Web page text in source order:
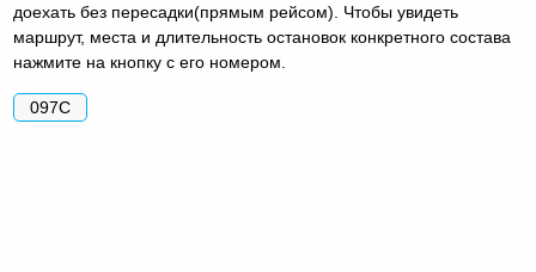
доехать без пересадки(прямым рейсом). Чтобы увидеть
маршрут, места и длительность остановок конкретного состава
нажмите на кнопку с его номером.
097С